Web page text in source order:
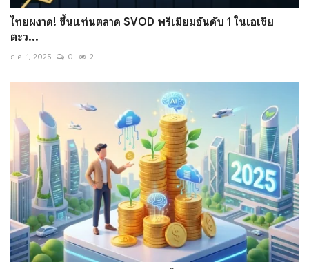
ไทยผงาด! ขึ้นแท่นตลาด SVOD พรีเมียมอันดับ 1 ในเอเชีย
ตะว...
ธ.ค. 1, 2025 0 2